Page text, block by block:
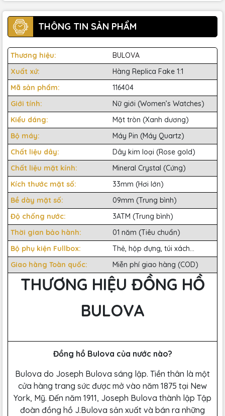
THÔNG TIN SẢN PHẨM
Thương hiệu:
BULOVA
Xuất xứ:
Hàng Replica Fake 1:1
Mã sản phẩm:
116404
Giới tính:
Nữ giới (Women’s Watches)
Kiểu dáng:
Mặt tròn (Xanh dương)
Bộ máy:
Máy Pin (Máy Quartz)
Chất liệu dây:
Dây kim loại (Rose gold)
Chất liệu mặt kính:
Mineral Crystal (Cứng)
Kích thước mặt số:
33mm (Hơi lớn)
Bề dày mặt số:
09mm (Trung bình)
Độ chống nước:
3ATM (Trung bình)
Thời gian bảo hành:
01 năm (Tiêu chuẩn)
Bộ phụ kiện Fullbox:
Thẻ, hộp đựng, túi xách...
Giao hàng Toàn quốc:
Miễn phí giao hàng (COD)
THƯƠNG HIỆU ĐỒNG HỒ
BULOVA
Đồng hồ Bulova của nước nào?
Bulova do Joseph Bulova sáng lập. Tiền thân là một
cửa hàng trang sức được mở vào năm 1875 tại New
York, Mỹ. Đến năm 1911, Joseph Bulova thành lập Tập
đoàn đồng hồ J.Bulova sản xuất và bán ra những